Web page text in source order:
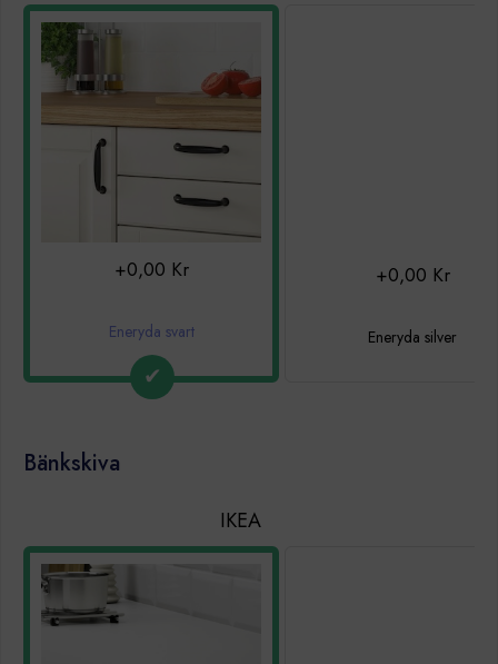
Eneryda svart
+0,00 Kr
Eneryda silver
+0,00 Kr
Bänkskiva
IKEA